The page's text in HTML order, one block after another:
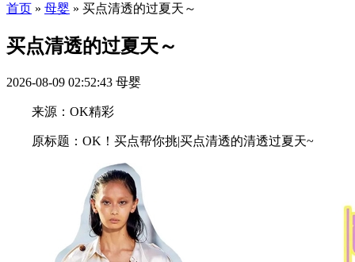
首页 » 母婴 » 买点清透的过夏天～
买点清透的过夏天～
2026-08-09 02:52:43 母婴
来源：OK精彩
原标题：OK！买点帮你挑|买点清透的清透过夏天~